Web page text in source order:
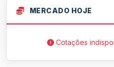
MERCADO HOJE
Cotações